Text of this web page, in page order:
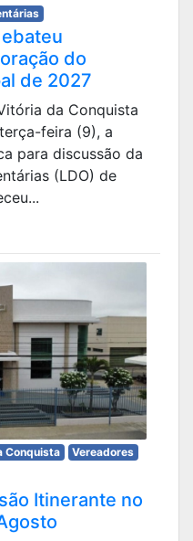
do
de 2027
da Conquista
feira (9), a
para discussão da
(LDO) de
Conquista
Vereadores
Itinerante no